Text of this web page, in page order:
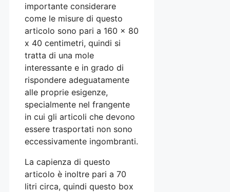
importante considerare
come le misure di questo
articolo sono pari a 160 x 80
x 40 centimetri, quindi si
tratta di una mole
interessante e in grado di
rispondere adeguatamente
alle proprie esigenze,
specialmente nel frangente
in cui gli articoli che devono
essere trasportati non sono
eccessivamente ingombranti.
La capienza di questo
articolo è inoltre pari a 70
litri circa, quindi questo box